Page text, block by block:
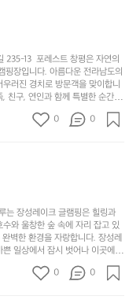
다.
그
럴
때
는
차
을
가
려
보
세
요.
고
다
니
고
싶
어
는
크
기,
무
게,
하
지
않
은
디
자
웃
도
어
의
경
무
좋
네
요
이
이
라
고
해
야
하
인근에는 다양한 트레킹 코스와
욱 참조할 만한 장소가 됩니다.
복한 캠핑 경험을 쌓으실 수 있
햇살과 함께하는 아침, 상징적인
아래에서 별을 바라보며 나누는
줄 것입니다.  인기 정도: ★★★★
235-13  포레스트 창평은 자연의
장입니다. 아름다운 전라남도의
러진 경치로 방문객을 맞이합니
친구, 연인과 함께 특별한 순간을
주말마다 직접 재배한 신선한 농
의 맛을 경험할 수 있습니다. 또
자연과의 완벽한 조화를 이루며,
게 놀 수 있는 놀이시설이 마련
. 주변의 다양한 관광지와 먹거
.  또한, 캠핑장을 방문한 후 지속
니다. 포레스트 창평은 단순한 캠
한번 경험해봐야 할 장소로 자리
0 0
는 장성레이크 글램핑은 힐링과
와 울창한 숲 속에 자리 잡고 있
벽한 환경을 자랑합니다. 장성레
일상에서 잠시 벗어나 이곳에
공되는 특별한 불멍 공간은 소중
만들어 줍니다. 또한, 주변의 자
0 0